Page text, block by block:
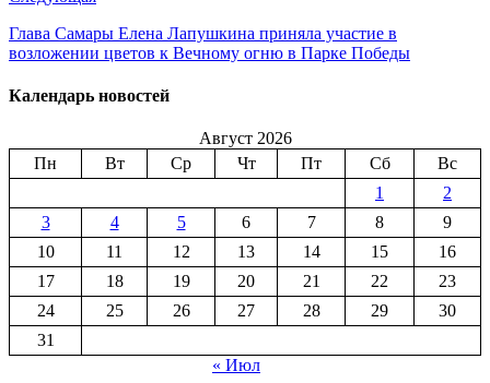
Глава Самары Елена Лапушкина приняла участие в
возложении цветов к Вечному огню в Парке Победы
Календарь новостей
Август 2026
Пн
Вт Ср Чт Пт Сб
Вс
1
2
3
4 5 6 7 8
9
10
11 12 13 14 15
16
17
18 19 20 21 22
23
24
25 26 27 28 29
30
31
« Июл